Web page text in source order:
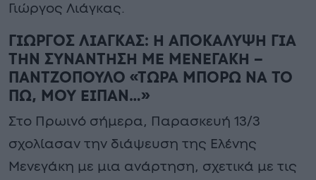
Γιώργος Λιάγκας.
ΓΙΩΡΓΟΣ ΛΙΑΓΚΑΣ: Η ΑΠΟΚΑΛΥΨΗ ΓΙΑ
ΤΗΝ ΣΥΝΑΝΤΗΣΗ ΜΕ ΜΕΝΕΓΑΚΗ –
ΠΑΝΤΖΟΠΟΥΛΟ «ΤΩΡΑ ΜΠΟΡΩ ΝΑ ΤΟ
ΠΩ, ΜΟΥ ΕΙΠΑΝ…»
Στο Πρωινό σήμερα, Παρασκευή 13/3
σχολίασαν την διάψευση της Ελένης
Μενεγάκη με μια ανάρτηση, σχετικά με τις